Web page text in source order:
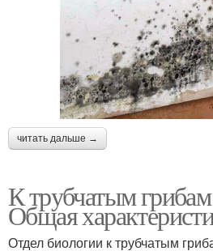
читать дальше →
К трубчатым
Общая
Отдел биологии к трубчатым